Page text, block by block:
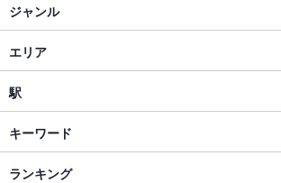
貸切
設備
Wi-Fi
ー
駐車場
ジャンル
カフェ・スイーツ
カフェ
金沢市他・野々市・白山・内灘 × カフェ・スイ
金沢市他・野々市・白山・内灘 × カフェ
エリア
金沢市その他
金沢市その他 × カフェ・スイーツ
金沢市その他 × カフェ
駅
蚊爪駅
キーワード
エビ料理
ランキング